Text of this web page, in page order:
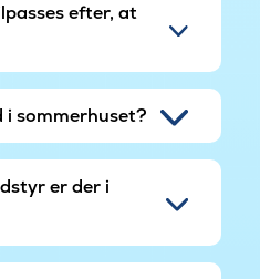
efter, at
i sommerhuset?
er der i